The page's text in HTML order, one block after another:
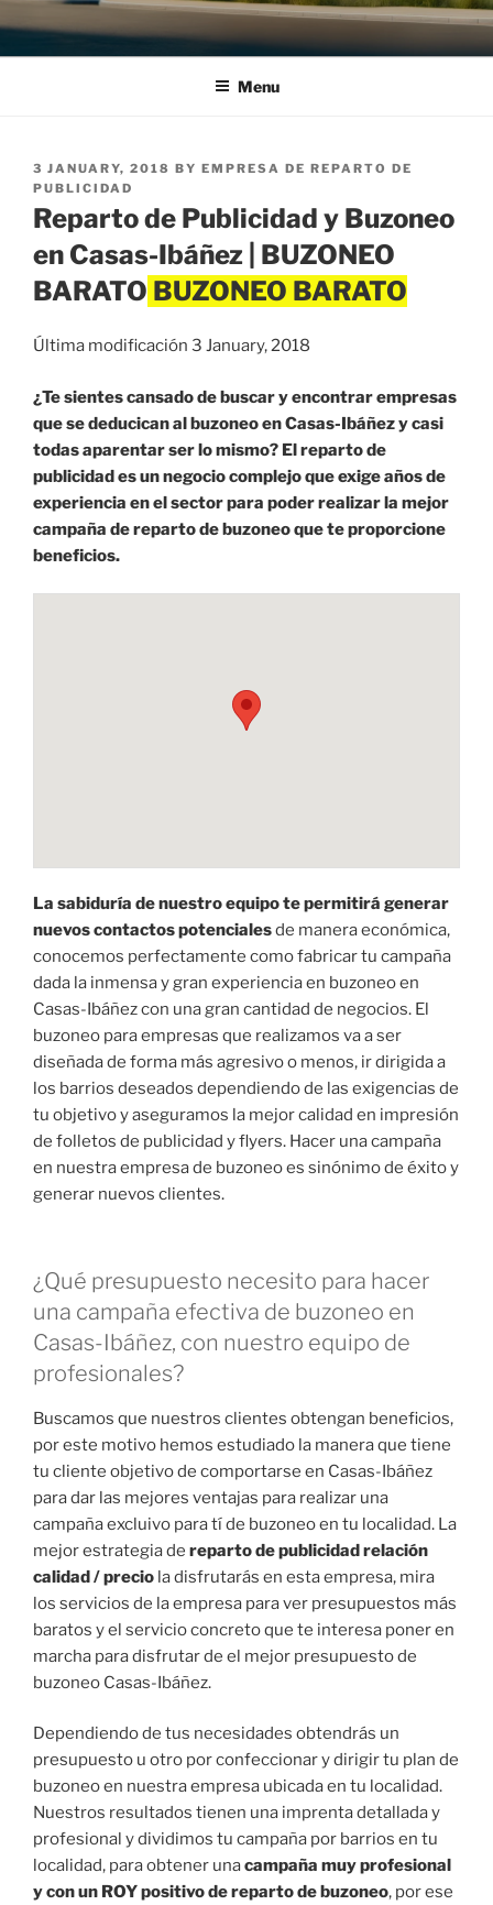
Menu
POSTED
ON
3 JANUARY, 2018 BY EMPRESA DE REPARTO DE
PUBLICIDAD
Reparto de Publicidad y Buzoneo
en Casas-Ibáñez | BUZONEO
BARATO
Última modificación 3 January, 2018
¿Te sientes cansado de buscar y encontrar empresas
que se deducican al buzoneo en Casas-Ibáñez y casi
todas aparentar ser lo mismo? El reparto de
publicidad es un negocio complejo que exige años de
experiencia en el sector para poder realizar la mejor
campaña de reparto de buzoneo que te proporcione
beneficios.
La sabiduría de nuestro equipo te permitirá generar
nuevos contactos potencialesde manera económica,
conocemos perfectamente como fabricar tu campaña
dada la inmensa y gran experiencia en buzoneo en
Casas-Ibáñez con una gran cantidad de negocios. El
buzoneo para empresas que realizamos va a ser
diseñada de forma más agresivo o menos, ir dirigida a
los barrios deseados dependiendo de las exigencias de
tu objetivo y aseguramos la mejor calidad en impresión
de folletos de publicidad y flyers. Hacer una campaña
en nuestra empresa de buzoneo es sinónimo de éxito y
generar nuevos clientes.
¿Qué presupuesto necesito para hacer
una campaña efectiva de buzoneo en
Casas-Ibáñez, con nuestro equipo de
profesionales?
Buscamos que nuestros clientes obtengan beneficios,
por este motivo hemos estudiado la manera que tiene
tu cliente objetivo de comportarse en Casas-Ibáñez
para dar las mejores ventajas para realizar una
campaña excluivo para tí de buzoneo en tu localidad. La
mejor estrategia de reparto de publicidad relación
calidad / precio la disfrutarás en esta empresa, mira
los servicios de la empresa para ver presupuestos más
baratos y el servicio concreto que te interesa poner en
marcha para disfrutar de el mejor presupuesto de
buzoneo Casas-Ibáñez.
Dependiendo de tus necesidades obtendrás un
presupuesto u otro por confeccionar y dirigir tu plan de
buzoneo en nuestra empresa ubicada en tu localidad.
Nuestros resultados tienen una imprenta detallada y
profesional y dividimos tu campaña por barrios en tu
localidad, para obtener unacampaña muy profesional
y con un ROY positivo de reparto de buzoneo, por ese